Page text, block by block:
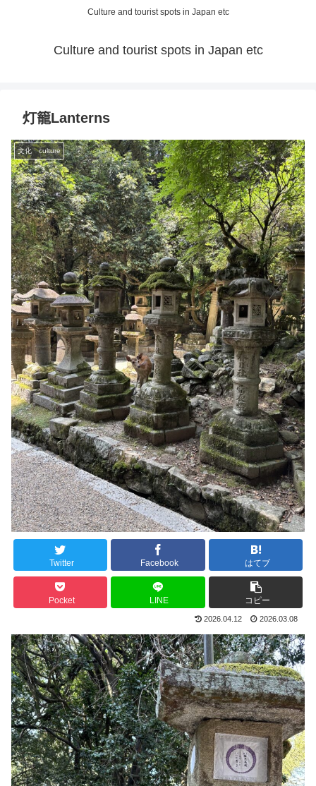
Culture and tourist spots in Japan etc
Culture and tourist spots in Japan etc
灯籠Lanterns
文化 culture
Twitter Facebook はてブ
Pocket LINE コピー
2026.04.12 2026.03.08